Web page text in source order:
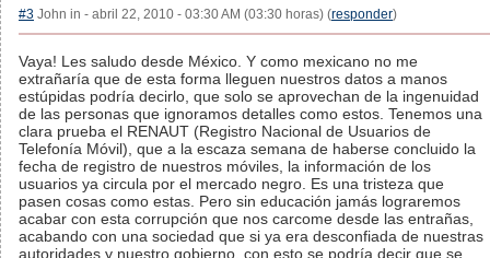
#3 John in - abril 22, 2010 - 03:30 AM (03:30 horas) (responder)
Vaya! Les saludo desde México. Y como mexicano no me
extrañaría que de esta forma lleguen nuestros datos a manos
estúpidas podría decirlo, que solo se aprovechan de la ingenuidad
de las personas que ignoramos detalles como estos. Tenemos una
clara prueba el RENAUT (Registro Nacional de Usuarios de
Telefonía Móvil), que a la escaza semana de haberse concluido la
fecha de registro de nuestros móviles, la información de los
usuarios ya circula por el mercado negro. Es una tristeza que
pasen cosas como estas. Pero sin educación jamás lograremos
acabar con esta corrupción que nos carcome desde las entrañas,
acabando con una sociedad que si ya era desconfiada de nuestras
autoridades y nuestro gobierno, con esto se podría decir que se